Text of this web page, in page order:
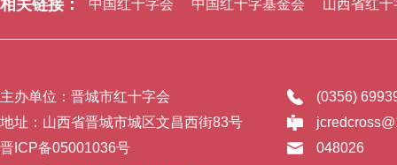
相关链接： 中国红十字会 中国红十字基金会 山西省红十
主办单位：晋城市红十字会
地址：山西省晋城市城区文昌西街83号
晋ICP备05001036号
(0356)
048026